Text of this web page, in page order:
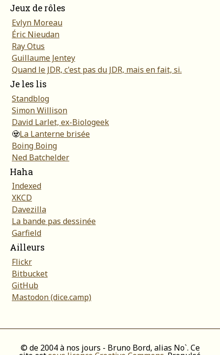
Jeux de rôles
Evlyn Moreau
Éric Nieudan
Ray Otus
Guillaume Jentey
Quand le JDR, c'est pas du JDR, mais en fait, si.
Je les lis
Standblog
Simon Willison
David Larlet, ex-Biologeek
🧟La Lanterne brisée
Boing Boing
Ned Batchelder
Haha
Indexed
XKCD
Davezilla
La bande pas dessinée
Garfield
Ailleurs
Flickr
Bitbucket
GitHub
Mastodon (dice.camp)
© de 2004 à nos jours - Bruno Bord, alias No`. Ce